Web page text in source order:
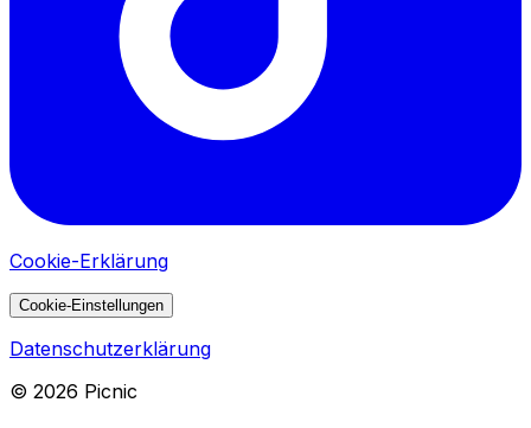
Cookie-Erklärung
Cookie-Einstellungen
Datenschutzerklärung
© 2026 Picnic